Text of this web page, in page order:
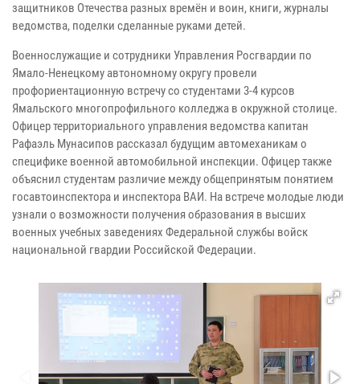
защитников Отечества разных времён и воин, книги, журналы
ведомства, поделки сделанные руками детей.
Военнослужащие и сотрудники Управления Росгвардии по
Ямало-Ненецкому автономному округу провели
профориентационную встречу со студентами 3-4 курсов
Ямальского многопрофильного колледжа в окружной столице.
Офицер территориального управления ведомства капитан
Рафаэль Мунасипов рассказал будущим автомеханикам о
специфике военной автомобильной инспекции. Офицер также
объяснил студентам различие между общепринятым понятием
госавтоинспектора и инспектора ВАИ. На встрече молодые люди
узнали о возможности получения образования в высших
военных учебных заведениях Федеральной службы войск
национальной гвардии Российской Федерации.